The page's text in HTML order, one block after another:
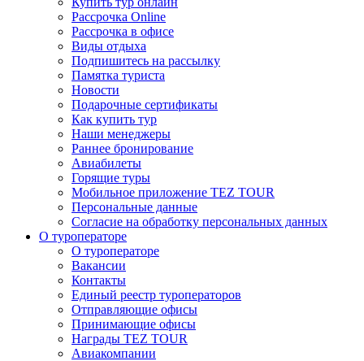
Рассрочка Online
Рассрочка в офисе
Виды отдыха
Подпишитесь на рассылку
Памятка туриста
Новости
Подарочные сертификаты
Как купить тур
Наши менеджеры
Раннее бронирование
Авиабилеты
Горящие туры
Мобильное приложение TEZ TOUR
Персональные данные
Согласие на обработку персональных данных
О туроператоре
О туроператоре
Вакансии
Контакты
Единый реестр туроператоров
Отправляющие офисы
Принимающие офисы
Награды TEZ TOUR
Авиакомпании